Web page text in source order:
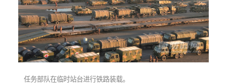
任务部队在临时站台进行铁路装载。